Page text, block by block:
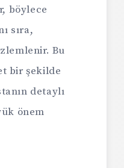
böylece
sıra,
Bu
bir şekilde
detaylı
önem